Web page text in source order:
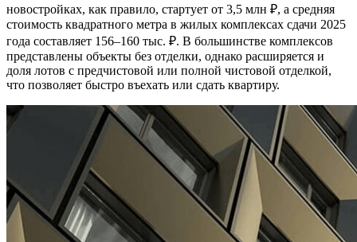
новостройках, как правило, стартует от 3,5 млн ₽, а средняя
стоимость квадратного метра в жилых комплексах сдачи 2025
года составляет 156–160 тыс. ₽. В большинстве комплексов
представлены объекты без отделки, однако расширяется и
доля лотов с предчистовой или полной чистовой отделкой,
что позволяет быстро въехать или сдать квартиру.